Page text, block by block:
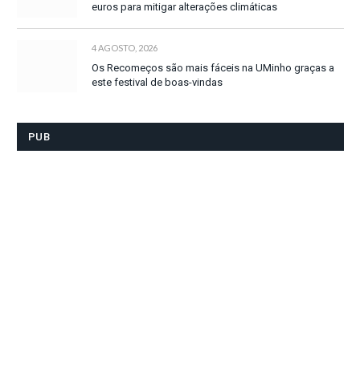
euros para mitigar alterações climáticas
4 AGOSTO, 2026
Os Recomeços são mais fáceis na UMinho graças a
este festival de boas-vindas
PUB